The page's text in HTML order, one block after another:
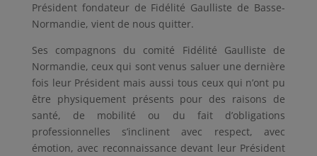
Président fondateur de Fidélité Gaulliste de Basse-
Normandie, vient de nous quitter.
Ses compagnons du comité Fidélité Gaulliste de
Normandie, ceux qui sont venus saluer une dernière
fois leur Président mais aussi tous ceux qui n’ont pu
être physiquement présents pour des raisons de
santé, de mobilité ou du fait d’obligations
professionnelles s’inclinent avec respect, avec
émotion, avec reconnaissance devant leur Président